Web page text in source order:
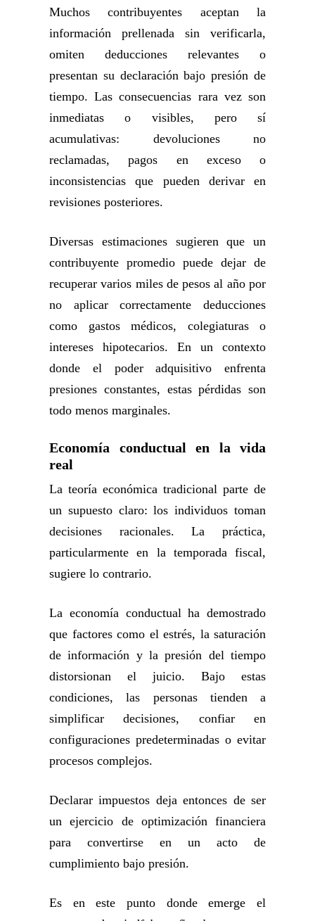
Muchos contribuyentes aceptan la
información prellenada sin verificarla,
omiten deducciones relevantes o
presentan su declaración bajo presión de
tiempo. Las consecuencias rara vez son
inmediatas o visibles, pero sí
acumulativas: devoluciones no
reclamadas, pagos en exceso o
inconsistencias que pueden derivar en
revisiones posteriores.
Diversas estimaciones sugieren que un
contribuyente promedio puede dejar de
recuperar varios miles de pesos al año por
no aplicar correctamente deducciones
como gastos médicos, colegiaturas o
intereses hipotecarios. En un contexto
donde el poder adquisitivo enfrenta
presiones constantes, estas pérdidas son
todo menos marginales.
Economía conductual en la vida
real
La teoría económica tradicional parte de
un supuesto claro: los individuos toman
decisiones racionales. La práctica,
particularmente en la temporada fiscal,
sugiere lo contrario.
La economía conductual ha demostrado
que factores como el estrés, la saturación
de información y la presión del tiempo
distorsionan el juicio. Bajo estas
condiciones, las personas tienden a
simplificar decisiones, confiar en
configuraciones predeterminadas o evitar
procesos complejos.
Declarar impuestos deja entonces de ser
un ejercicio de optimización financiera
para convertirse en un acto de
cumplimiento bajo presión.
Es en este punto donde emerge el